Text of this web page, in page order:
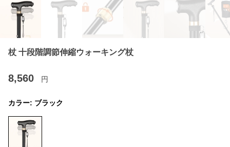
杖 十段階調節伸縮ウォーキング杖
8,560 円
カラー: ブラック